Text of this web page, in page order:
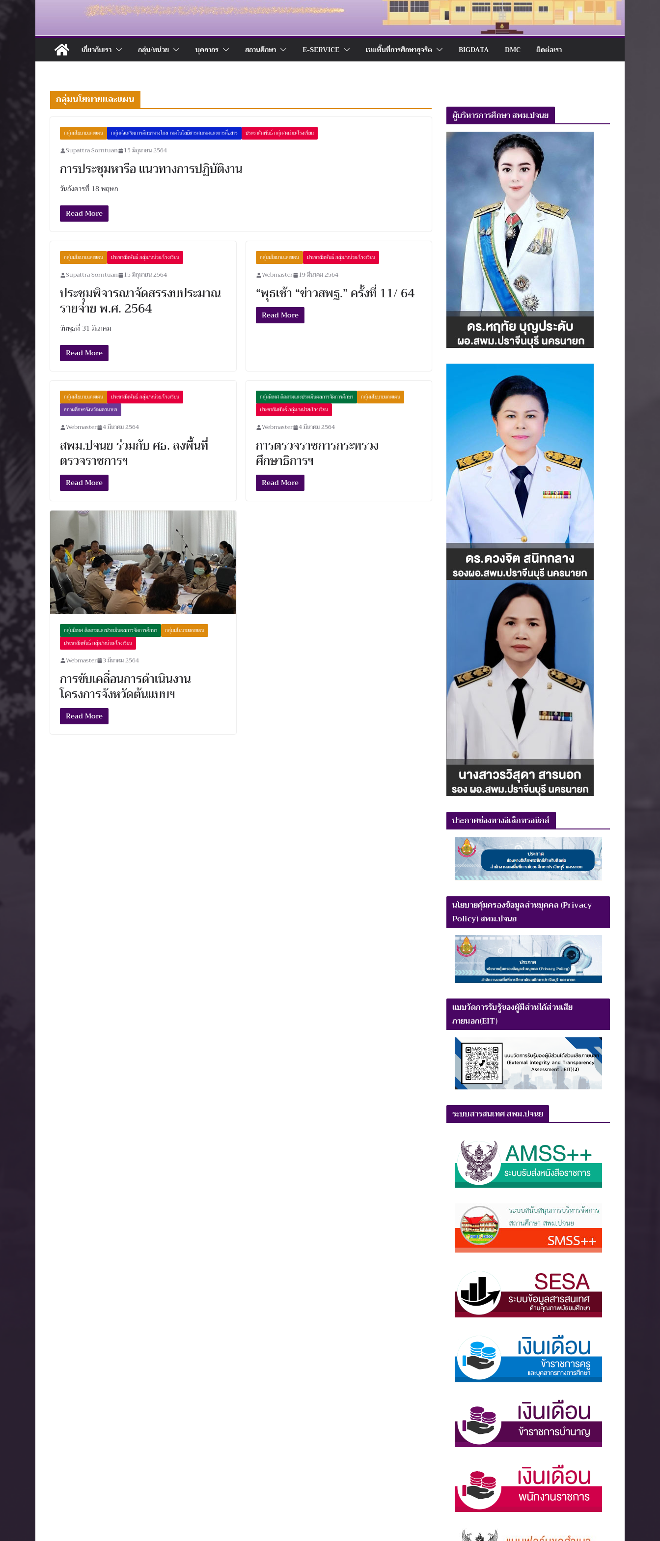
เกี่ยวกับเรา กลุ่ม/หน่วย บุคลากร สถานศึกษา E-SERVICE เขตพื้นที่การศึกษาสุจริต BIGDATA DMC ติดต่อเรา
กลุ่มนโยบายและแผน
กลุ่มนโยบายและแผน กลุ่มส่งเสริมการศึกษาทางไกล เทคโนโลยีสารสนเทศและการสื่อสาร ประชาสัมพันธ์ กลุ่ม/หน่วย/โรงเรียน
Supattra Sorntuan 15 มิถุนายน 2564
การประชุมหารือ แนวทางการปฏิบัติงาน
วันอังคารที่ 18 พฤษภ
Read More
กลุ่มนโยบายและแผน ประชาสัมพันธ์ กลุ่ม/หน่วย/โรงเรียน
Supattra Sorntuan 15 มิถุนายน 2564
ประชุมพิจารณาจัดสรรงบประมาณ
รายจ่าย พ.ศ. 2564
วันพุธที่ 31 มีนาคม
Read More
กลุ่มนโยบายและแผน ประชาสัมพันธ์ กลุ่ม/หน่วย/โรงเรียน
Webmaster 19 มีนาคม 2564
“พุธเช้า “ข่าวสพฐ.” ครั้งที่ 11/ 64
Read More
กลุ่มนโยบายและแผน
ประชาสัมพันธ์ กลุ่ม/หน่วย/โรงเรียน
สถานศึกษาจังหวัดนครนายก
Webmaster 4 มีนาคม 2564
สพม.ปจนย ร่วมกับ ศธ. ลงพื้นที่
ตรวจราชการฯ
Read More
กลุ่มนิเทศ ติดตามและประเมินผลการจัดการศึกษา
กลุ่มนโยบายและแผน
ประชาสัมพันธ์ กลุ่ม/หน่วย/โรงเรียน
Webmaster 4 มีนาคม 2564
การตรวจราชการกระทรวง
ศึกษาธิการฯ
Read More
กลุ่มนิเทศ ติดตามและประเมินผลการจัดการศึกษา
กลุ่มนโยบายและแผน
ประชาสัมพันธ์ กลุ่ม/หน่วย/โรงเรียน
Webmaster 3 มีนาคม 2564
การขับเคลื่อนการดำเนินงาน
โครงการจังหวัดต้นแบบฯ
Read More
ผู้บริหารการศึกษา สพม.ปจนย
ประกาศช่องทางอิเล็กทรอนิกส์
นโยบายคุ้มครองข้อมูลส่วนบุคคล (Privacy
Policy) สพม.ปจนย
แบบวัดการรับรู้ของผู้มีส่วนได้ส่วนเสีย
ภายนอก(EIT)
ระบบสารสนเทศ สพม.ปจนย